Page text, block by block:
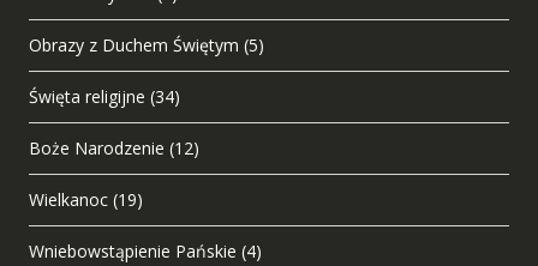
Obrazy z Duchem Świętym (5)
Święta religijne (34)
Boże Narodzenie (12)
Wielkanoc (19)
Wniebowstąpienie Pańskie (4)